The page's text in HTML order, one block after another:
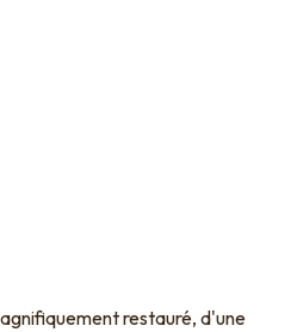
restauré, d'une